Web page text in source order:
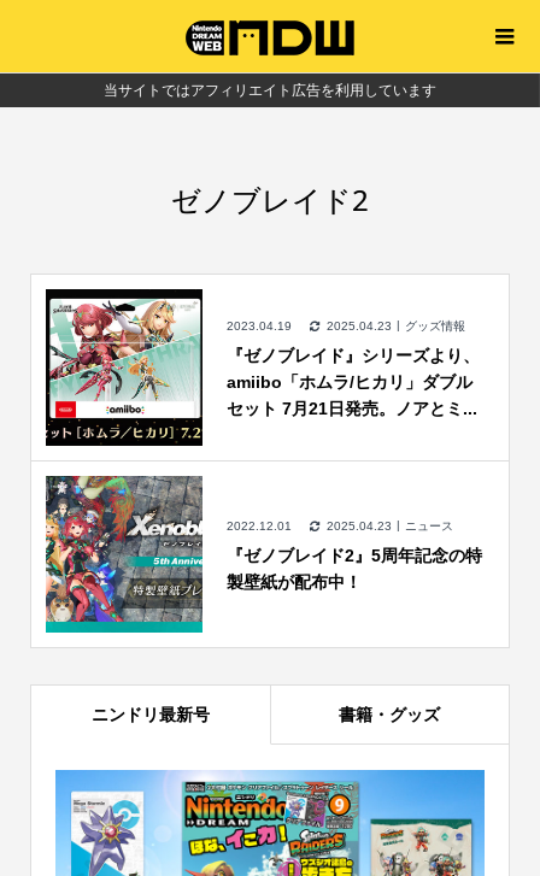
当サイトではアフィリエイト広告を利用しています
ゼノブレイド2
2023.04.19 2025.04.23 グッズ情報
『ゼノブレイド』シリーズより、
amiibo「ホムラ/ヒカリ」ダブル
セット 7月21日発売。ノアとミ...
2022.12.01 2025.04.23 ニュース
『ゼノブレイド2』5周年記念の特
製壁紙が配布中！
ニンドリ最新号 書籍・グッズ